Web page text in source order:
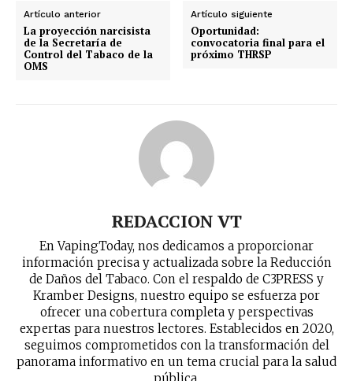
No te pierdas de las
Artículo anterior
La proyección narcisista
de la Secretaría de
Control del Tabaco de la
OMS
Artículo siguiente
Oportunidad:
convocatoria final para el
próximo THRSP
REDACCION VT
En VapingToday, nos dedicamos a proporcionar
información precisa y actualizada sobre la Reducción
de Daños del Tabaco. Con el respaldo de C3PRESS y
Kramber Designs, nuestro equipo se esfuerza por
ofrecer una cobertura completa y perspectivas
expertas para nuestros lectores. Establecidos en 2020,
seguimos comprometidos con la transformación del
panorama informativo en un tema crucial para la salud